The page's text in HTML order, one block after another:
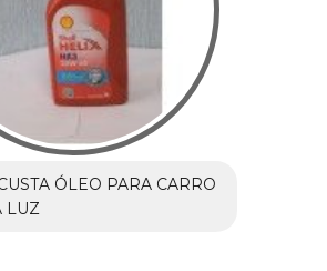
ÓLEO PARA CARRO
LUZ